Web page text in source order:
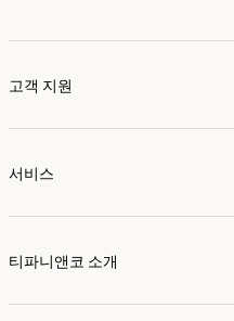
고객 지원
서비스
티파니앤코 소개